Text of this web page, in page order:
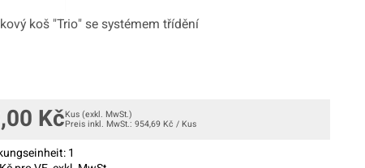
koš "Trio" se systémem třídění
KčKus (exkl. MwSt.)
Preis inkl. MwSt.: 954,69 Kč / Kus
1